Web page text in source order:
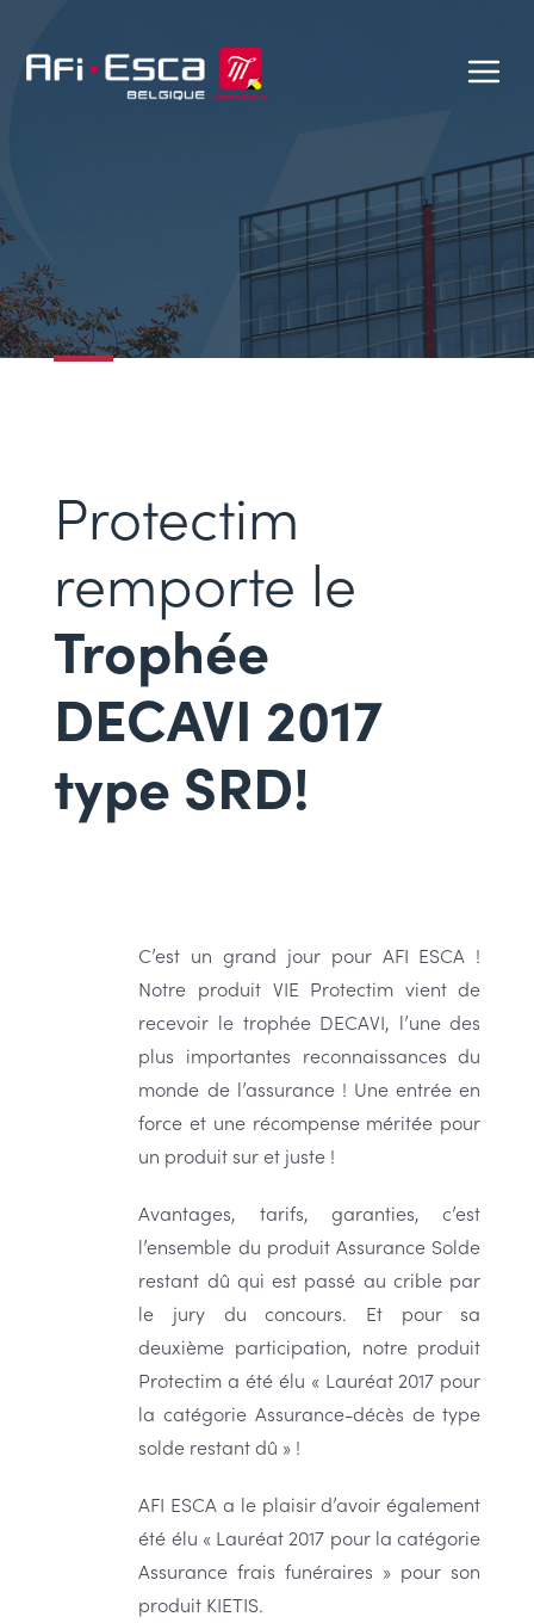
Protectim
remporte le
Trophée
DECAVI 2017
type SRD!
C’est un grand jour pour AFI ESCA !
Notre produit VIE Protectim vient de
recevoir le trophée DECAVI, l’une des
plus importantes reconnaissances du
monde de l’assurance ! Une entrée en
force et une récompense méritée pour
un produit sur et juste !
Avantages, tarifs, garanties, c’est
l’ensemble du produit Assurance Solde
restant dû qui est passé au crible par
le jury du concours. Et pour sa
deuxième participation, notre produit
Protectim a été élu « Lauréat 2017 pour
la catégorie Assurance-décès de type
solde restant dû » !
AFI ESCA a le plaisir d’avoir également
été élu « Lauréat 2017 pour la catégorie
Assurance frais funéraires » pour son
produit KIETIS.